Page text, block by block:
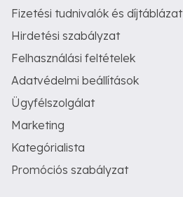
Fizetési tudnivalók és díjtáblázat
Hirdetési szabályzat
Felhasználási feltételek
Adatvédelmi beállítások
Ügyfélszolgálat
Marketing
Kategórialista
Promóciós szabályzat